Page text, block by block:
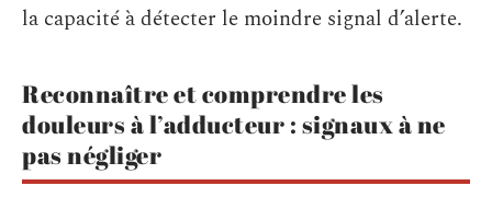
la capacité à détecter le moindre signal d’alerte.
Reconnaître et comprendre les
douleurs à l’adducteur : signaux à ne
pas négliger